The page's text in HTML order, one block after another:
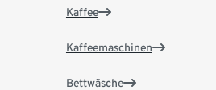
Kaffee
Kaffeemaschinen
Bettwäsche